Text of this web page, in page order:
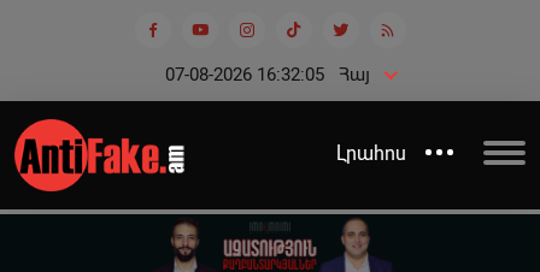
07-08-2026 16:32:06 Հայ
Լրահոս